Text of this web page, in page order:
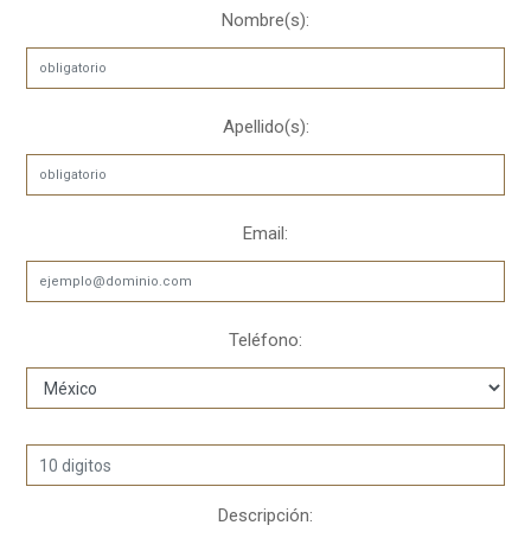
Nombre(s):
Apellido(s):
Email:
Teléfono:
Descripción: